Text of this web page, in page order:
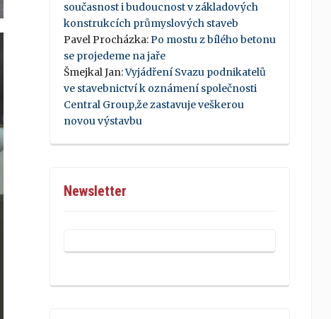
současnost i budoucnost v základových
konstrukcích průmyslových staveb
Pavel Procházka:Po mostu z bílého betonu
se projedeme na jaře
Šmejkal Jan:Vyjádření Svazu podnikatelů
ve stavebnictví k oznámení společnosti
Central Group,že zastavuje veškerou
novou výstavbu
Newsletter